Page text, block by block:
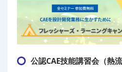
公認CAE技能講習会（熱